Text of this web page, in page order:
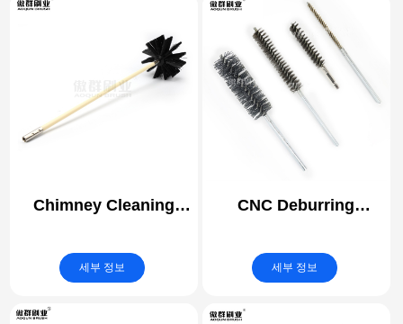
Chimney Cleaning
Cleaning Brush Kit |
Nylon Brush Heads
세부 정보
CNC Deburring
Electronics Precision |
Polishing Brushes for
세부 정보